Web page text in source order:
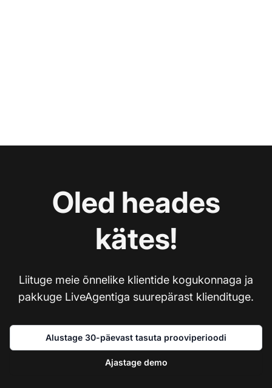
Oled heades
kätes!
Liituge meie õnnelike klientide kogukonnaga ja
pakkuge LiveAgentiga suurepärast kliendituge.
Alustage 30-päevast tasuta prooviperioodi
Ajastage demo